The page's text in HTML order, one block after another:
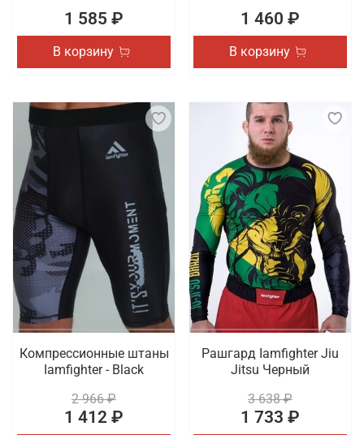
1 585 ₽
В корзину
1 460 ₽
В корзину
Компрессионные штаны
Iamfighter - Black
2 966 ₽
1 412 ₽
Рашгард Iamfighter Jiu
Jitsu Черный
3 638 ₽
1 733 ₽